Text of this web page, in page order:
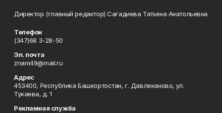
Директор (главный редактор) Сагадиева Татьяна Анатольевна
Телефон
(347)68 3-28-50
Эл. почта
znam49@mail.ru
Адрес
453400, Республика Башкортостан, г. Давлеканово, ул.
Тукаева, д. 1
Рекламная служба